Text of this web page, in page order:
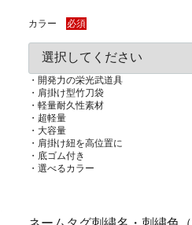
カラー 必須
・開発力の栄光武道具
・肩掛け型竹刀袋
・軽量耐久性素材
・超軽量
・大容量
・肩掛け紐を高位置に
・底ゴム付き
・選べるカラー